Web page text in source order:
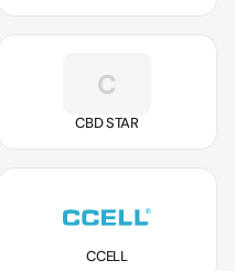
C
CBD STAR
CCELL